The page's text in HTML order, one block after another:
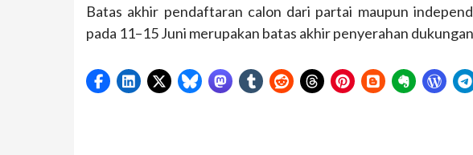
Batas akhir pendaftaran calon dari partai maupun
pada 11–15 Juni merupakan batas akhir penyerahan